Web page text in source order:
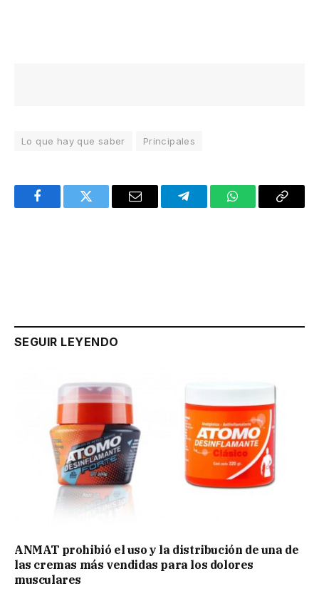
Lo que hay que saber Principales
FacebookTwitter Email TelegramWhatsAppCopy
SEGUIR LEYENDO
ANMAT prohibió el uso y la distribución de una de
las cremas más vendidas para los dolores
musculares